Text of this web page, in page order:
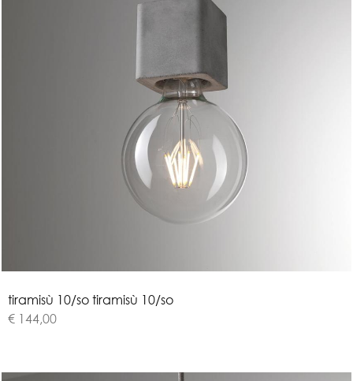
tiramisù 10/so tiramisù 10/so
€ 144,00